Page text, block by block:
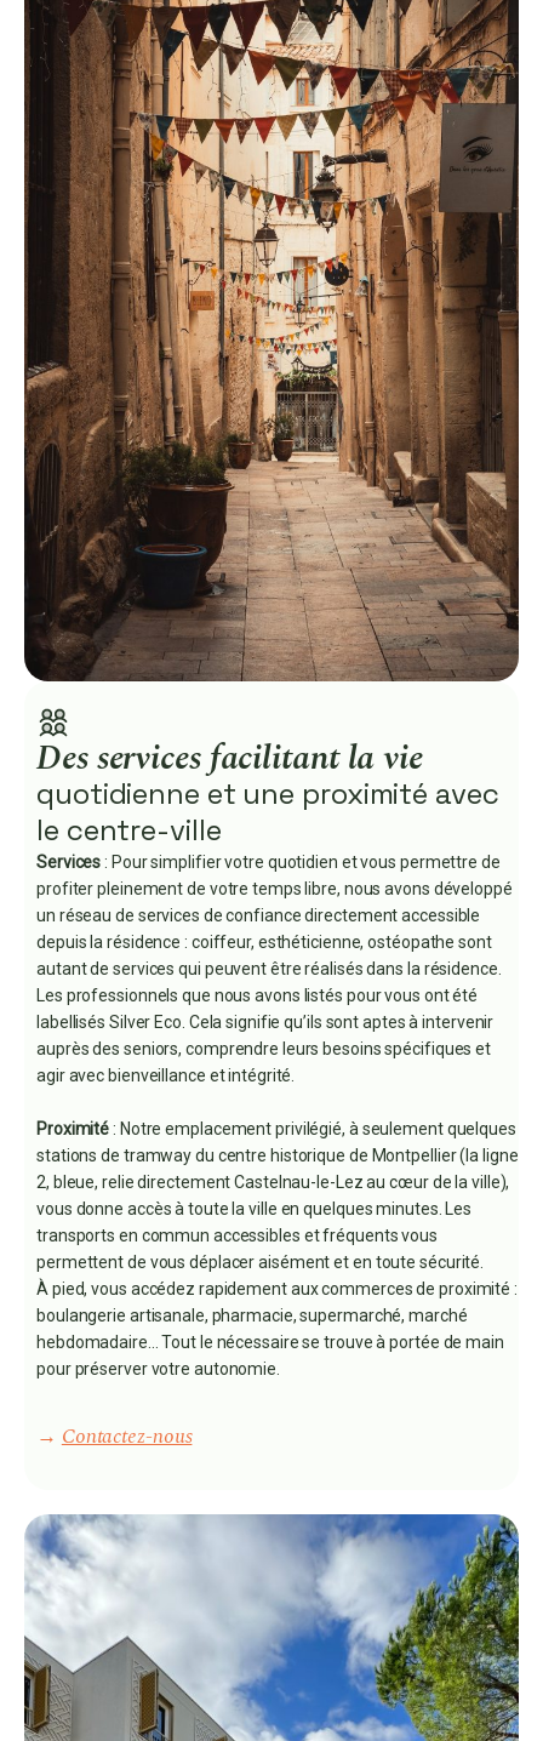
Des services facilitant la vie
quotidienne et une proximité avec
le centre-ville
Services: Pour simplifier votre quotidien et vous permettre de
profiter pleinement de votre temps libre, nous avons développé
un réseau de services de confiance directement accessible
depuis la résidence : coiffeur, esthéticienne, ostéopathe sont
autant de services qui peuvent être réalisés dans la résidence.
Les professionnels que nous avons listés pour vous ont été
labellisés Silver Eco. Cela signifie qu’ils sont aptes à intervenir
auprès des seniors, comprendre leurs besoins spécifiques et
agir avec bienveillance et intégrité.
Proximité: Notre emplacement privilégié, à seulement quelques
stations de tramway du centre historique de Montpellier (la ligne
2, bleue, relie directement Castelnau-le-Lez au cœur de la ville),
vous donne accès à toute la ville en quelques minutes. Les
transports en commun accessibles et fréquents vous
permettent de vous déplacer aisément et en toute sécurité.
À pied, vous accédez rapidement aux commerces de proximité :
boulangerie artisanale, pharmacie, supermarché, marché
hebdomadaire... Tout le nécessaire se trouve à portée de main
pour préserver votre autonomie.
→Contactez-nous